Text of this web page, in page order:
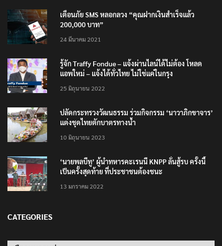
เตือนภัย SMS หลอกลวง “คุณฝากเงินสำเร็จแล้ว
24 มีนาคม 2021
รู้จัก Traffy Fondue – แจ้งผ่านไลน์ได้ไม่ต้อง โหลด
แอพใหม่ – แจ้งได้ทั่วไทย ไม่ใช่แค่ในกรุง
25 มิถุนายน 2022
ปลัดกระทรวงวัฒนธรรม ร่วมกิจกรรม ‘นาวาภิกขาจาร’
แต่งชุดไทยตักบาตรทางน้ำ
10 มิถุนายน 2023